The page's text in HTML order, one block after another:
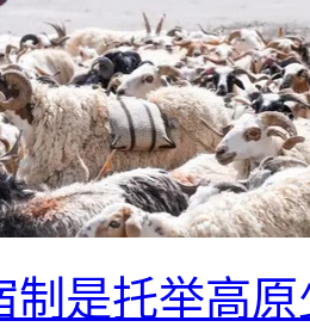
制是托举高